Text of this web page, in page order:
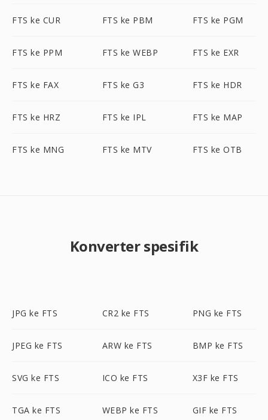
FTS ke CUR FTS ke PBM FTS ke PGM
FTS ke PPM FTS ke WEBP FTS ke EXR
FTS ke FAX FTS ke G3 FTS ke HDR
FTS ke HRZ FTS ke IPL FTS ke MAP
FTS ke MNG FTS ke MTV FTS ke OTB
Konverter spesifik
JPG ke FTS CR2 ke FTS PNG ke FTS
JPEG ke FTS ARW ke FTS BMP ke FTS
SVG ke FTS ICO ke FTS X3F ke FTS
TGA ke FTS WEBP ke FTS GIF ke FTS